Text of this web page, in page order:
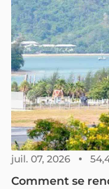
juil. 07, 2026
Comment se